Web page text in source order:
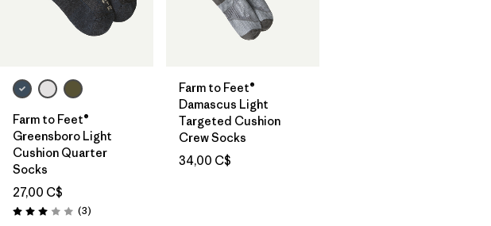
Farm to Feet®
Greensboro Light
Cushion Quarter
Socks
27,00 C$
Évaluation: 3.0 / 5
(3Avis
)
Farm to Feet®
Damascus Light
Targeted Cushion
Crew Socks
34,00 C$